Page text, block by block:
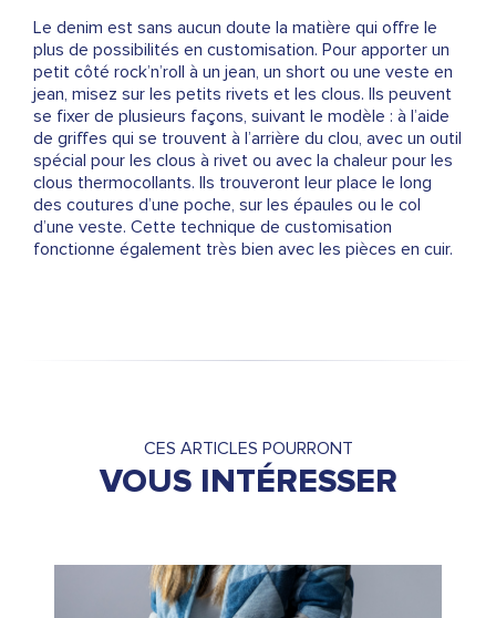
Le denim est sans aucun doute la matière qui offre le
plus de possibilités en customisation. Pour apporter un
petit côté rock’n’roll à un jean, un short ou une veste en
jean, misez sur les petits rivets et les clous. Ils peuvent
se fixer de plusieurs façons, suivant le modèle : à l’aide
de griffes qui se trouvent à l’arrière du clou, avec un outil
spécial pour les clous à rivet ou avec la chaleur pour les
clous thermocollants. Ils trouveront leur place le long
des coutures d’une poche, sur les épaules ou le col
d’une veste. Cette technique de customisation
fonctionne également très bien avec les pièces en cuir.
CES ARTICLES POURRONT
VOUS INTÉRESSER